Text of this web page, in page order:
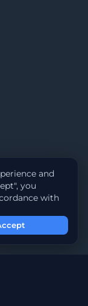
and
you
with